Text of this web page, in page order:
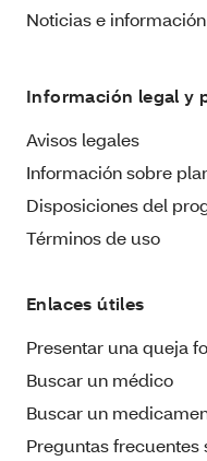
Noticias e información
Información legal y
Avisos legales
Información sobre
Disposiciones del
Términos de uso
Enlaces útiles
Presentar una queja
Buscar un médico
Buscar un
Preguntas frecuentes